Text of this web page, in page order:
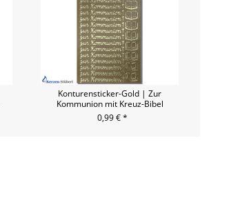
Konturensticker-Gold | Zur
Kommunion mit Kreuz-Bibel
0,99 € *